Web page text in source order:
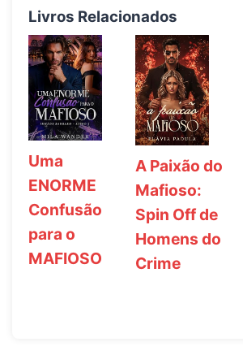
Livros Relacionados
Uma
ENORME
Confusão
para o
MAFIOSO
A Paixão do
Mafioso:
Spin Off de
Homens do
Crime